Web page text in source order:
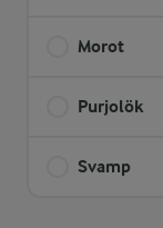
Morot
Purjolök
Svamp